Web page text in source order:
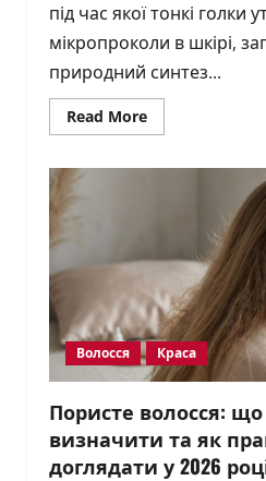
під час якої тонкі голки
мікропроколи в шкірі,
природний синтез...
Read MoreRead
more
чого
очікувати
Волосся Краса
Пористе волосся:
визначити та як
доглядати у 2026